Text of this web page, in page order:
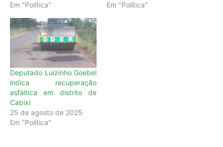
Em "Política"
Em "Política"
Deputado Luizinho Goebel
indica recuperação
asfáltica em distrito de
Cabixi
25 de agosto de 2025
Em "Política"